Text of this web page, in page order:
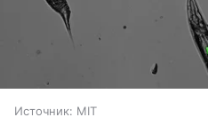
Источник: MIT